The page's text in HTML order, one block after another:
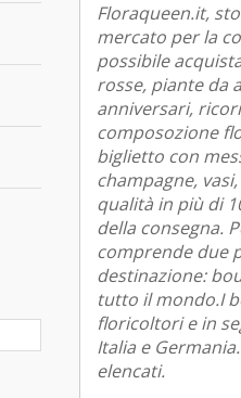
Floraqueen.it,
mercato per la
possibile
rosse, piante da
anniversari,
composozione
biglietto con
champagne,
qualità in più di
della consegna.
comprende due
destinazione:
tutto il mondo.I
floricoltori e in
Italia e
elencati.